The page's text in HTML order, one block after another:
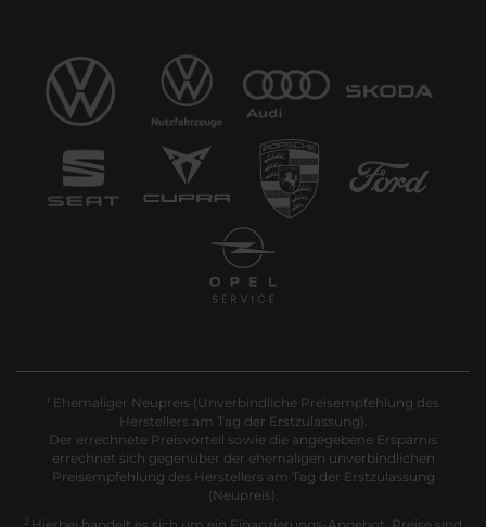
1 Ehemaliger Neupreis (Unverbindliche Preisempfehlung des
Herstellers am Tag der Erstzulassung).
Der errechnete Preisvorteil sowie die angegebene Ersparnis
errechnet sich gegenüber der ehemaligen unverbindlichen
Preisempfehlung des Herstellers am Tag der Erstzulassung
(Neupreis).
2